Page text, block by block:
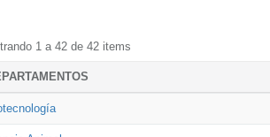
1 a 42 de 42 items